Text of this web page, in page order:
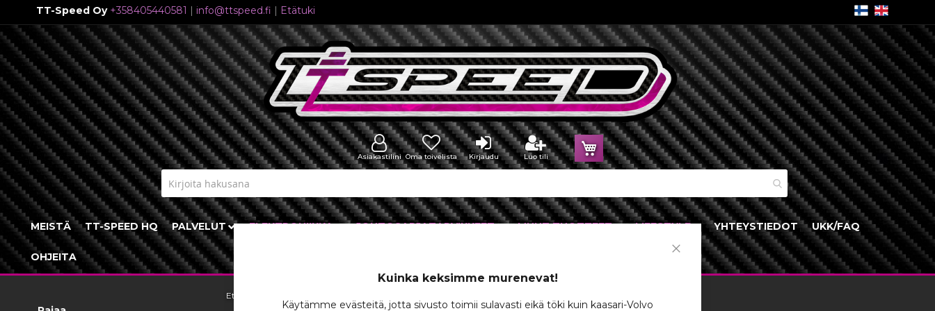
Cookie
Kuinka keksimme murenevat!
Käytämme evästeitä, jotta sivusto toimii sulavasti eikä töki kuin kaasari-Volvo
TT-Speed Oy +358405440581 | info@ttspeed.fi | Etätuki
Skip
to
Content
Ostoskori
Asiakastilini Oma toivelista Kirjaudu Luo tili
MEISTÄ TT-SPEED HQ PALVELUT ELEKTRONIIKKA JOHTOSARJATARVIKKEET MUUT TUOTTEET LIFESTYLE YHTEYSTIEDOT UKK/FAQ
OHJEITA
Etusivu